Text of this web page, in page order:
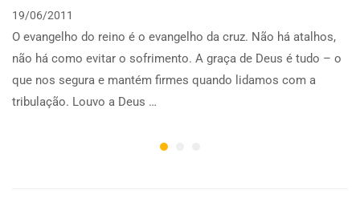
19/06/2011
O evangelho do reino é o evangelho da cruz. Não há atalhos,
não há como evitar o sofrimento. A graça de Deus é tudo – o
que nos segura e mantém firmes quando lidamos com a
tribulação. Louvo a Deus …